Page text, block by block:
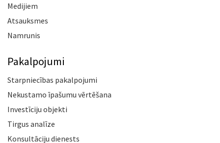
Medijiem
Atsauksmes
Namrunis
Pakalpojumi
Starpniecības pakalpojumi
Nekustamo īpašumu vērtēšana
Investīciju objekti
Tirgus analīze
Konsultāciju dienests